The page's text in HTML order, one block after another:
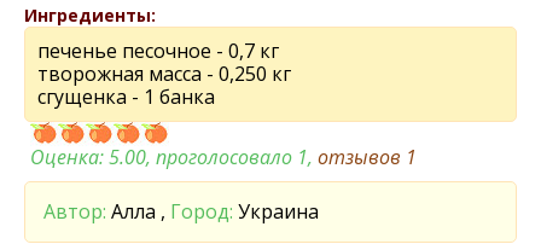
Ингредиенты:
печенье песочное - 0,7 кг
творожная масса - 0,250 кг
сгущенка - 1 банка
Оценка:5.00, проголосовало 1, отзывов 1
Автор: Алла , Город: Украина